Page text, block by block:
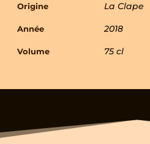
Origine La Clape
Année 2018
Volume 75 cl